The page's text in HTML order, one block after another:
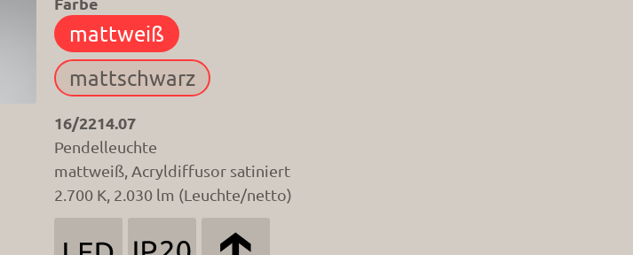
16/2214.07
Pendelleuchte
mattweiß, Acryldiffusor satiniert
2.700 K, 2.030 lm (Leuchte/netto)